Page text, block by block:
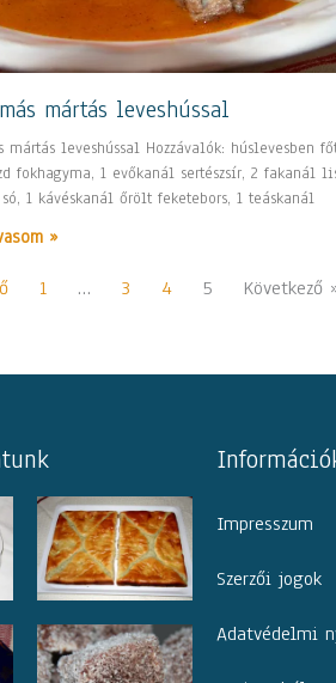
mártás leveshússal
mártás leveshússal Hozzávalók: húslevesben
fokhagyma, 1 evőkanál sertészsír, 2 fakanál
1 kávéskanál őrölt feketebors, 1 teáskanál
»
1 … 3 4 5 Következő
Impresszum
Szerzői jogok
Adatvédelmi